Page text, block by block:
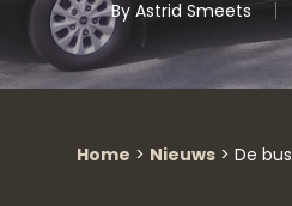
By Astrid Smeets
Home > Nieuws > De bus